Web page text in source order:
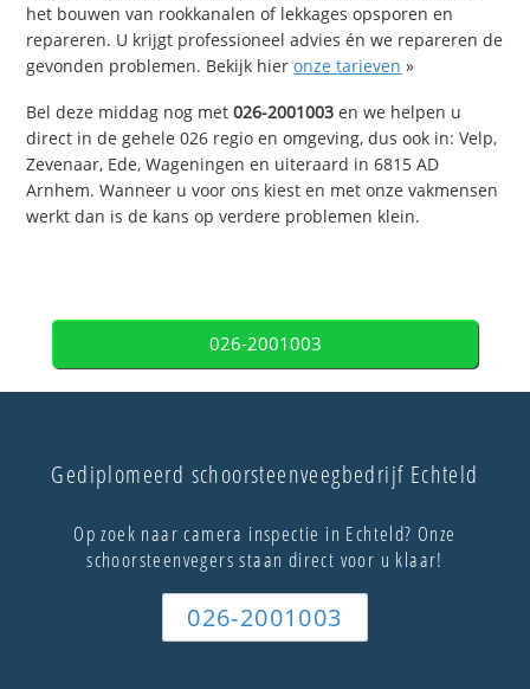
het bouwen van rookkanalen of lekkages opsporen en
repareren. U krijgt professioneel advies én we repareren de
gevonden problemen. Bekijk hieronze tarieven »
Bel deze middag nog met026-2001003 en we helpen u
direct in de gehele 026 regio en omgeving, dus ook in: Velp,
Zevenaar, Ede, Wageningen en uiteraard in 6815 AD
Arnhem. Wanneer u voor ons kiest en met onze vakmensen
werkt dan is de kans op verdere problemen klein.
026-2001003
Gediplomeerd schoorsteenveegbedrijf Echteld
Op zoek naar camera inspectie in Echteld? Onze
schoorsteenvegers staan direct voor u klaar!
026-2001003